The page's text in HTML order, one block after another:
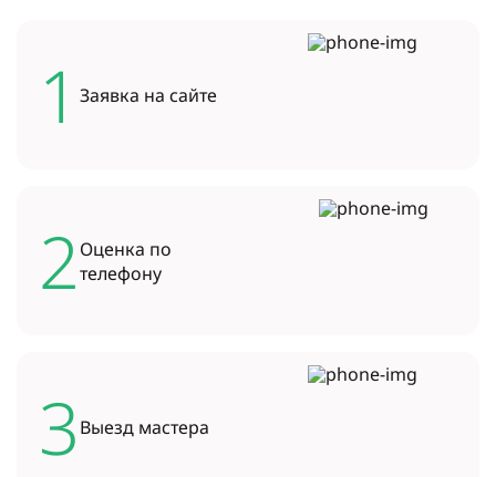
1 Заявка на сайте
2 Оценка по
телефону
3 Выезд мастера